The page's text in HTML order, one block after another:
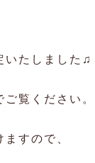
いたしました♫
覧ください。
すので、